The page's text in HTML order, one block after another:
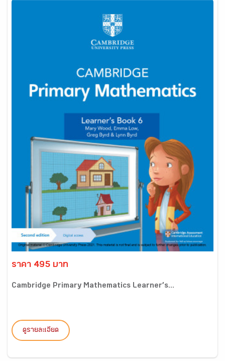
ราคา 495 บาท
Cambridge Primary Mathematics Learner’s...
ดูรายละเอียด